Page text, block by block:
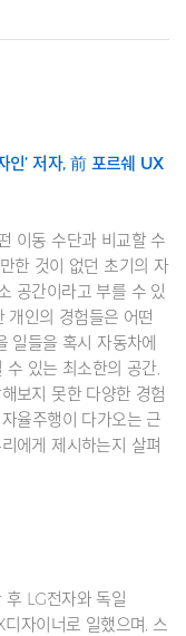
’ 저자, 前 포르쉐 UX
이동 수단과 비교할 수
한 것이 없던 초기의 자
공간이라고 부를 수 있
개인의 경험들은 어떤
일들을 혹시 자동차에
있는 최소한의 공간,
보지 못한 다양한 경험
율주행이 다가오는 근
에게 제시하는지 살펴
후 LG전자와 독일
자이너로 일했으며, 스